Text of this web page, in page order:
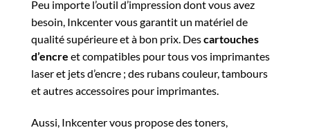
Peu importe l’outil d’impression dont vous avez
besoin, Inkcenter vous garantit un matériel de
qualité supérieure et à bon prix. Descartouches
d’encre et compatibles pour tous vos imprimantes
laser et jets d’encre ; des rubans couleur, tambours
et autres accessoires pour imprimantes.
Aussi, Inkcenter vous propose des toners,